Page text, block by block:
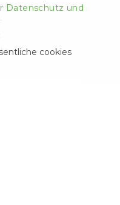
Datenschutz und
cookies